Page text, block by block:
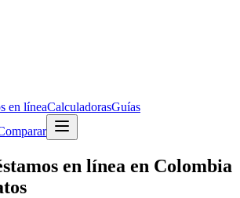
en líneaCalculadorasGuías
en línea en Colombia